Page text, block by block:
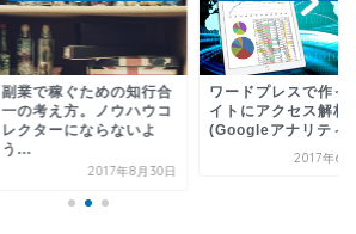
ワードプレスで作ったサ
イトにアクセス解析
(Googleアナリティク...
ワードプレスブログ
営者情報&プライバ
ポリシーを追加する
2019年10